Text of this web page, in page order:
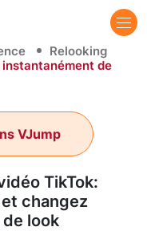
Relooking
de
TikTok:
changez
look
VJump